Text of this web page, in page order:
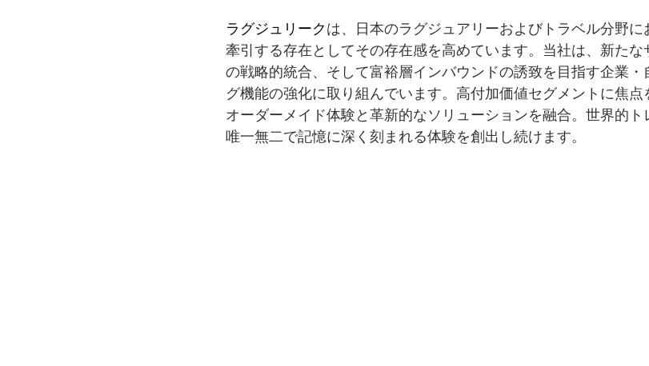
ラグジュリークは、日本のラグジュアリーおよびトラベル分野
牽引する存在としてその存在感を高めています。当社は、新た
の戦略的統合、そして富裕層インバウンドの誘致を目指す企業
グ機能の強化に取り組んでいます。高付加価値セグメントに焦
オーダーメイド体験と革新的なソリューションを融合。世界的ト
唯一無二で記憶に深く刻まれる体験を創出し続けます。